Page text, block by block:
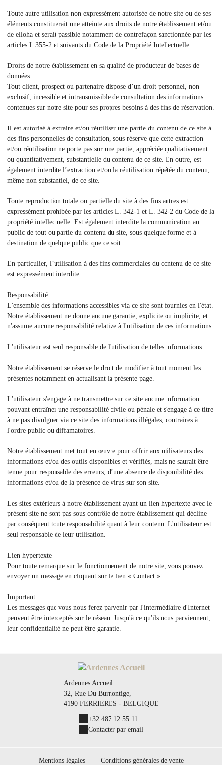
Toute autre utilisation non expressément autorisée de notre site ou de ses
éléments constituerait une atteinte aux droits de notre établissement et/ou
de elloha et serait passible notamment de contrefaçon sanctionnée par les
articles L 355-2 et suivants du Code de la Propriété Intellectuelle.
Droits de notre établissement en sa qualité de producteur de bases de
données
Tout client, prospect ou partenaire dispose d’un droit personnel, non
exclusif, incessible et intransmissible de consultation des informations
contenues sur notre site pour ses propres besoins à des fins de réservation.
Il est autorisé à extraire et/ou réutiliser une partie du contenu de ce site à
des fins personnelles de consultation, sous réserve que cette extraction
et/ou réutilisation ne porte pas sur une partie, appréciée qualitativement
ou quantitativement, substantielle du contenu de ce site. En outre, est
également interdite l’extraction et/ou la réutilisation répétée du contenu,
même non substantiel, de ce site.
Toute reproduction totale ou partielle du site à des fins autres est
expressément prohibée par les articles L. 342-1 et L. 342-2 du Code de la
propriété intellectuelle. Est également interdite la communication au
public de tout ou partie du contenu du site, sous quelque forme et à
destination de quelque public que ce soit.
En particulier, l’utilisation à des fins commerciales du contenu de ce site
est expressément interdite.
Responsabilité
L'ensemble des informations accessibles via ce site sont fournies en l'état.
Notre établissement ne donne aucune garantie, explicite ou implicite, et
n'assume aucune responsabilité relative à l'utilisation de ces informations.
L'utilisateur est seul responsable de l'utilisation de telles informations.
Notre établissement se réserve le droit de modifier à tout moment les
présentes notamment en actualisant la présente page.
L'utilisateur s'engage à ne transmettre sur ce site aucune information
pouvant entraîner une responsabilité civile ou pénale et s'engage à ce titre
à ne pas divulguer via ce site des informations illégales, contraires à
l'ordre public ou diffamatoires.
Notre établissement met tout en œuvre pour offrir aux utilisateurs des
informations et/ou des outils disponibles et vérifiés, mais ne saurait être
tenue pour responsable des erreurs, d’une absence de disponibilité des
informations et/ou de la présence de virus sur son site.
Les sites extérieurs à notre établissement ayant un lien hypertexte avec le
présent site ne sont pas sous contrôle de notre établissement qui décline
par conséquent toute responsabilité quant à leur contenu. L'utilisateur est
seul responsable de leur utilisation.
Lien hypertexte
Pour toute remarque sur le fonctionnement de notre site, vous pouvez
envoyer un message en cliquant sur le lien « Contact ».
Important
Les messages que vous nous ferez parvenir par l'intermédiaire d'Internet
peuvent être interceptés sur le réseau. Jusqu'à ce qu'ils nous parviennent,
leur confidentialité ne peut être garantie.
Ardennes Accueil
32, Rue Du Burnontige,
4190 FERRIERES - BELGIQUE
+32 487 12 55 11
Contacter par email
Mentions légales Conditions générales de vente